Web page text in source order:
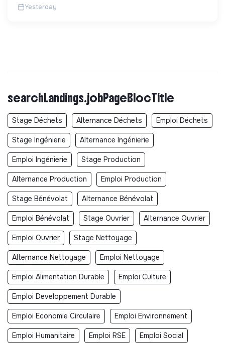
Yesterday
searchLandings.jobPageBlocTitle
Stage Déchets Alternance Déchets Emploi Déchets
Stage Ingénierie Alternance Ingénierie
Emploi Ingénierie Stage Production
Alternance Production Emploi Production
Stage Bénévolat Alternance Bénévolat
Emploi Bénévolat Stage Ouvrier Alternance Ouvrier
Emploi Ouvrier Stage Nettoyage
Alternance Nettoyage Emploi Nettoyage
Emploi Alimentation Durable Emploi Culture
Emploi Developpement Durable
Emploi Economie Circulaire Emploi Environnement
Emploi Humanitaire Emploi RSE Emploi Social